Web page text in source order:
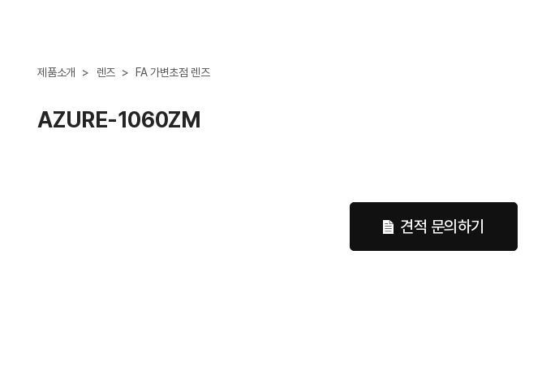
제품소개 > 렌즈 > FA 가변초점 렌즈
AZURE-1060ZM
견적 문의하기